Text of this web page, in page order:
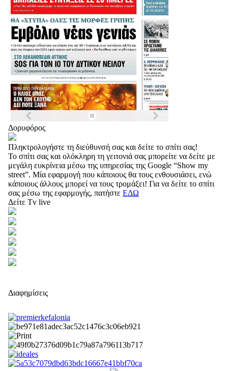
Δορυφόρος
Πληκτρολογήστε τη διεύθυνσή σας και δείτε το σπίτι σας!
Το σπίτι σας και ολόκληρη τη γειτονιά σας μπορείτε να δείτε με
μεγάλη ευκρίνεια μέσω της υπηρεσίας της Google “Show my
street”. Μία εφαρμογή που κάποιους θα τους ενθουσιάσει, ενώ
κάποιους άλλους μπορεί να τους τρομάξει! Για να δείτε το σπίτι
σας μέσω της εφαρμογής, πατήστε ΕΔΩ
Δείτε Tv live
Διαφημίσεις